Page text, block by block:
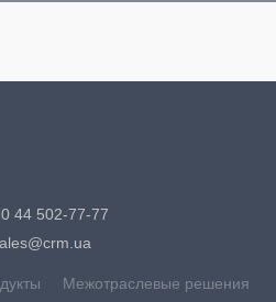
44 502-77-77
Межотраслевые решения